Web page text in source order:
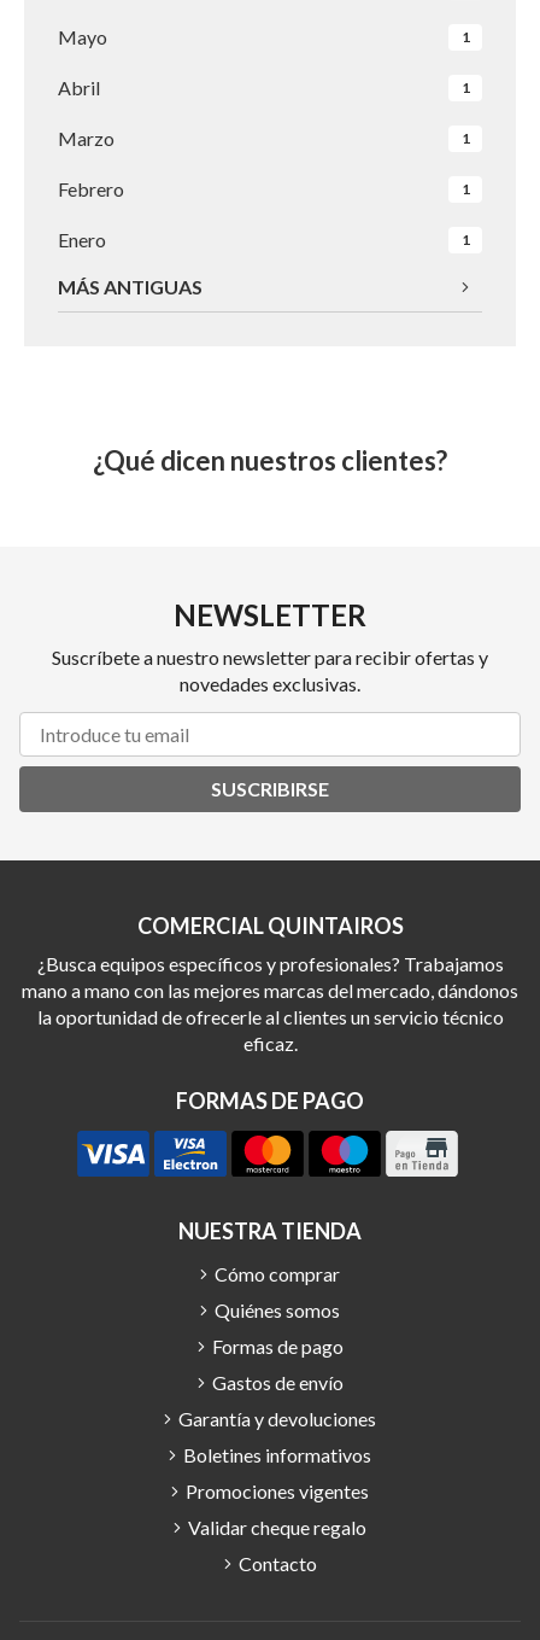
Mayo 1
Abril 1
Marzo 1
Febrero 1
Enero 1
MÁS ANTIGUAS
¿Qué dicen nuestros clientes?
NEWSLETTER
Suscríbete a nuestro newsletter para recibir ofertas y
novedades exclusivas.
SUSCRIBIRSE
COMERCIAL QUINTAIROS
¿Busca equipos específicos y profesionales? Trabajamos
mano a mano con las mejores marcas del mercado, dándonos
la oportunidad de ofrecerle al clientes un servicio técnico
eficaz.
FORMAS DE PAGO
NUESTRA TIENDA
Cómo comprar
Quiénes somos
Formas de pago
Gastos de envío
Garantía y devoluciones
Boletines informativos
Promociones vigentes
Validar cheque regalo
Contacto